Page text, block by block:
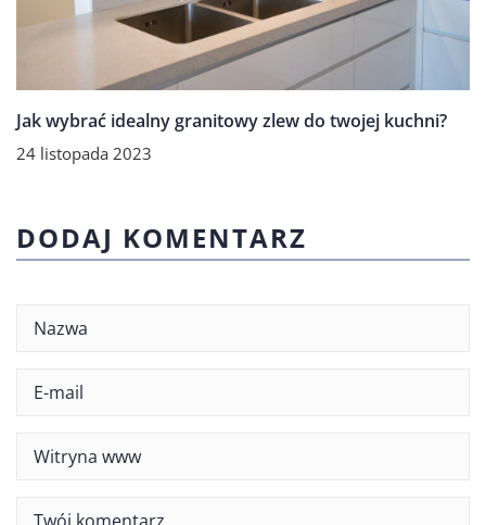
Jak wybrać idealny granitowy zlew do twojej kuchni?
24 listopada 2023
DODAJ KOMENTARZ